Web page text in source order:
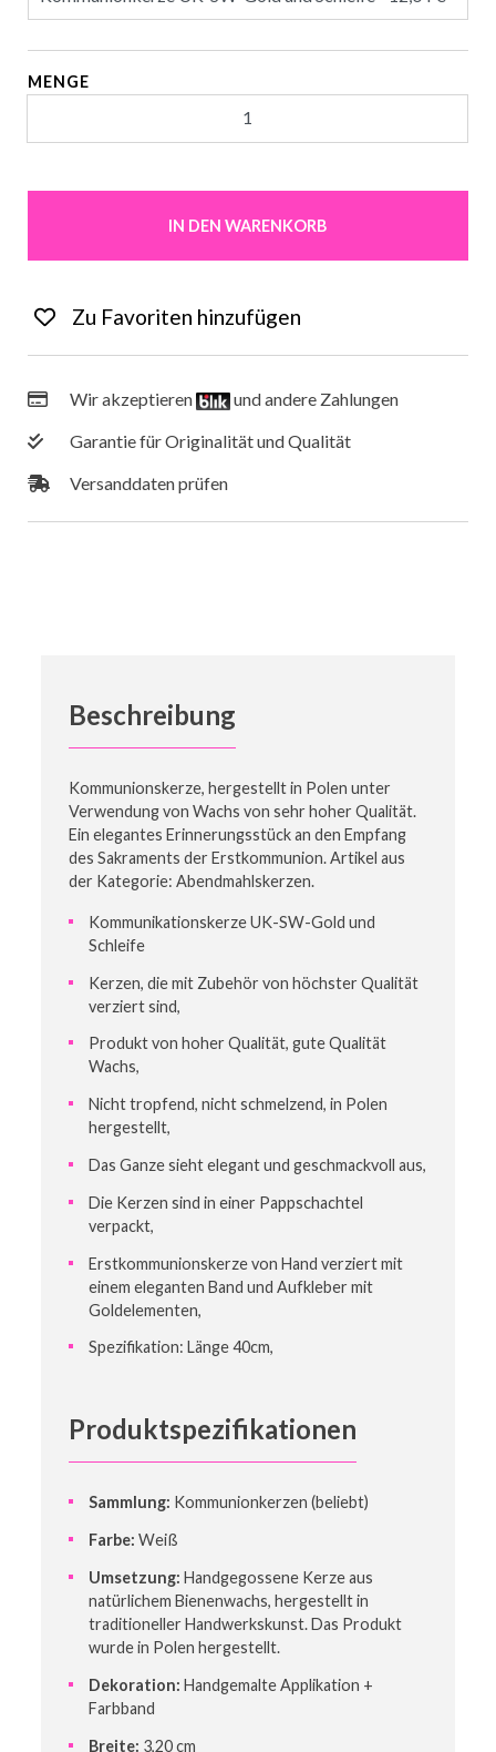
MENGE
IN DEN WARENKORB
Wir akzeptieren
und andere Zahlungen
Garantie für Originalität und Qualität
Versanddaten prüfen
Beschreibung
Kommunionskerze, hergestellt in Polen unter
Verwendung von Wachs von sehr hoher Qualität.
Ein elegantes Erinnerungsstück an den Empfang
des Sakraments der Erstkommunion. Artikel aus
der Kategorie: Abendmahlskerzen.
Kommunikationskerze UK-SW-Gold und
Schleife
Kerzen, die mit Zubehör von höchster Qualität
verziert sind,
Produkt von hoher Qualität, gute Qualität
Wachs,
Nicht tropfend, nicht schmelzend, in Polen
hergestellt,
Das Ganze sieht elegant und geschmackvoll aus,
Die Kerzen sind in einer Pappschachtel
verpackt,
Erstkommunionskerze von Hand verziert mit
einem eleganten Band und Aufkleber mit
Goldelementen,
Spezifikation: Länge 40cm,
Produktspezifikationen
Sammlung: Kommunionkerzen (beliebt)
Farbe: Weiß
Umsetzung: Handgegossene Kerze aus
natürlichem Bienenwachs, hergestellt in
traditioneller Handwerkskunst. Das Produkt
wurde in Polen hergestellt.
Dekoration: Handgemalte Applikation +
Farbband
Breite: 3,20 cm